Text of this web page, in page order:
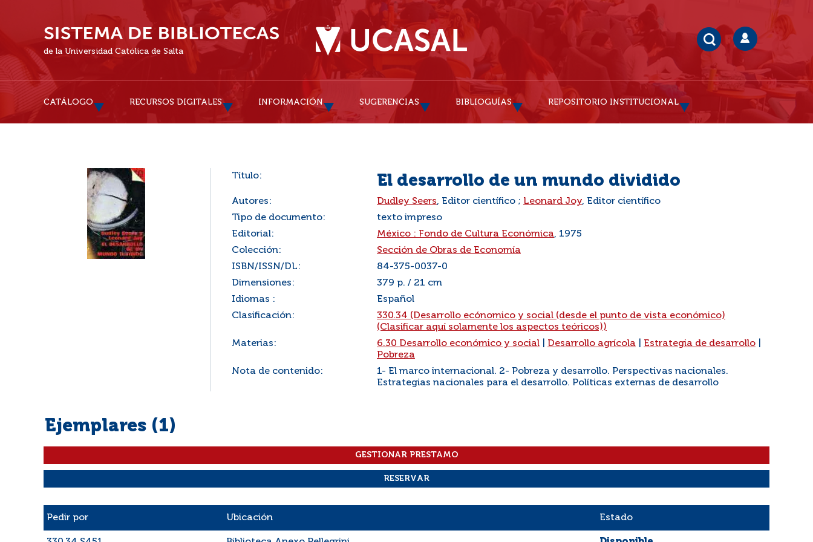
de la Universidad Católica de Salta
CATÁLOGO RECURSOS DIGITALES INFORMACIÓN SUGERENCIAS BIBLIOGUÍAS REPOSITORIO INSTITUCIONAL
Título: El desarrollo de un mundo dividido
Autores: Dudley Seers, Editor científico ; Leonard Joy, Editor científico
Tipo de documento:
texto impreso
Editorial:
México : Fondo de Cultura Económica, 1975
Colección:
Sección de Obras de Economía
ISBN/ISSN/DL:
84-375-0037-0
Dimensiones:
379 p. / 21 cm
Idiomas :
Español
Clasificación:
330.34 (Desarrollo ecónomico y social (desde el punto de vista económico)
(Clasificar aquí solamente los aspectos teóricos))
Materias:
6.30 Desarrollo económico y social Desarrollo agrícola Estrategia de desarrollo
Pobreza
Nota de contenido:
1- El marco internacional. 2- Pobreza y desarrollo. Perspectivas nacionales.
Estrategias nacionales para el desarrollo. Políticas externas de desarrollo
Ejemplares (1)
Pedir por Ubicación Estado